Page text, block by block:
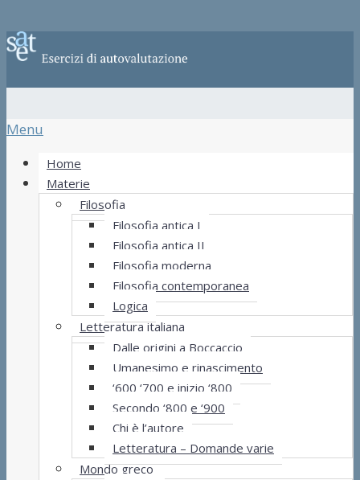
Menu
Home
Materie
Filosofia
Filosofia antica I
Filosofia antica II
Filosofia moderna
Filosofia contemporanea
Logica
Letteratura italiana
Dalle origini a Boccaccio
Umanesimo e rinascimento
‘600 ‘700 e inizio ‘800
Secondo ‘800 e ‘900
Chi è l’autore
Letteratura – Domande varie
Mondo greco